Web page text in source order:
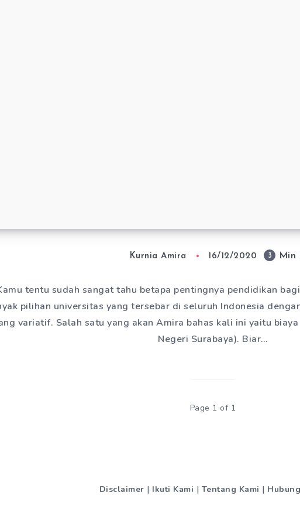
Kurnia Amira 16/12/2020 3 Min
tentu sudah sangat tahu betapa pentingnya pendidikan
pilihan universitas yang tersebar di seluruh Indonesia
variatif. Salah satu yang akan Amira bahas kali ini yaitu
Negeri Surabaya). Biar…
Page 1 of 1
Disclaimer | Ikuti Kami | Tentang Kami |